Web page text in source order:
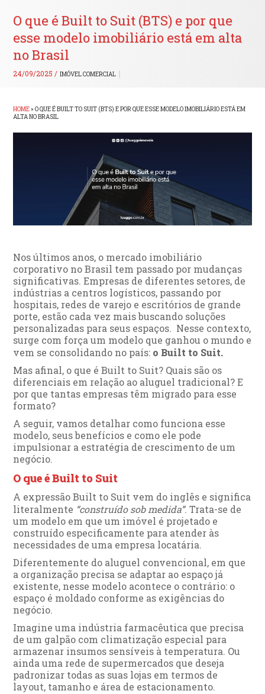
O que é Built to Suit (BTS) e por que
esse modelo imobiliário está em alta
no Brasil
24/09/2025 / IMÓVEL COMERCIAL
HOME»O QUE É BUILT TO SUIT (BTS) E POR QUE ESSE MODELO IMOBILIÁRIO ESTÁ EM
ALTA NO BRASIL
Nos últimos anos, o mercado imobiliário
corporativo no Brasil tem passado por mudanças
significativas. Empresas de diferentes setores, de
indústrias a centros logísticos, passando por
hospitais, redes de varejo e escritórios de grande
porte, estão cada vez mais buscando soluções
personalizadas para seus espaços. Nesse contexto,
surge com força um modelo que ganhou o mundo e
vem se consolidando no país: o Built to Suit.
Mas afinal, o que é Built to Suit? Quais são os
diferenciais em relação ao aluguel tradicional? E
por que tantas empresas têm migrado para esse
formato?
A seguir, vamos detalhar como funciona esse
modelo, seus benefícios e como ele pode
impulsionar a estratégia de crescimento de um
negócio.
O que é Built to Suit
A expressão Built to Suit vem do inglês e significa
literalmente “construído sob medida”. Trata-se de
um modelo em que um imóvel é projetado e
construído especificamente para atender às
necessidades de uma empresa locatária.
Diferentemente do aluguel convencional, em que
a organização precisa se adaptar ao espaço já
existente, nesse modelo acontece o contrário: o
espaço é moldado conforme as exigências do
negócio.
Imagine uma indústria farmacêutica que precisa
de um galpão com climatização especial para
armazenar insumos sensíveis à temperatura. Ou
ainda uma rede de supermercados que deseja
padronizar todas as suas lojas em termos de
layout, tamanho e área de estacionamento.